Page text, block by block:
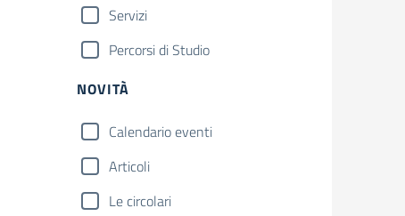
Servizi
Percorsi di Studio
NOVITÀ
Calendario eventi
Articoli
Le circolari